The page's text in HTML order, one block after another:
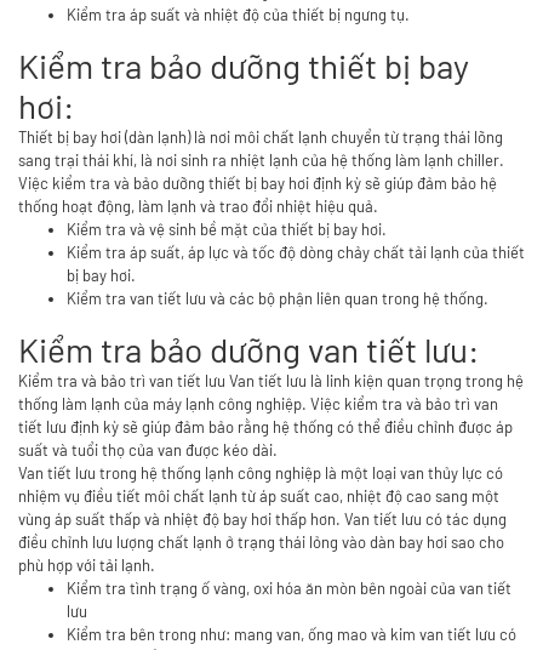
Kiểm tra áp suất và nhiệt độ của thiết bị ngưng tụ.
Kiểm tra bảo dưỡng thiết bị bay
hơi:
Thiết bị bay hơi (dàn lạnh) là nơi môi chất lạnh chuyển từ trạng thái lõng
sang trại thái khí, là nơi sinh ra nhiệt lạnh của hệ thống làm lạnh chiller.
Việc kiểm tra và bảo dưỡng thiết bị bay hơi định kỳ sẽ giúp đảm bảo hệ
thống hoạt động, làm lạnh và trao đổi nhiệt hiệu quả.
Kiểm tra và vệ sinh bề mặt của thiết bị bay hơi.
Kiểm tra áp suất, áp lực và tốc độ dòng chảy chất tải lạnh của thiết
bị bay hơi.
Kiểm tra van tiết lưu và các bộ phận liên quan trong hệ thống.
Kiểm tra bảo dưỡng van tiết lưu:
Kiểm tra và bảo trì van tiết lưu Van tiết lưu là linh kiện quan trọng trong hệ
thống làm lạnh của máy lạnh công nghiệp. Việc kiểm tra và bảo trì van
tiết lưu định kỳ sẽ giúp đảm bảo rằng hệ thống có thể điều chỉnh được áp
suất và tuổi thọ của van được kéo dài.
Van tiết lưu trong hệ thống lạnh công nghiệp là một loại van thủy lực có
nhiệm vụ điều tiết môi chất lạnh từ áp suất cao, nhiệt độ cao sang một
vùng áp suất thấp và nhiệt độ bay hơi thấp hơn. Van tiết lưu có tác dụng
điều chỉnh lưu lượng chất lạnh ở trạng thái lỏng vào dàn bay hơi sao cho
phù hợp với tải lạnh.
Kiểm tra tình trạng ố vàng, oxi hóa ăn mòn bên ngoài của van tiết
lưu
Kiểm tra bên trong như: mang van, ống mao và kim van tiết lưu có